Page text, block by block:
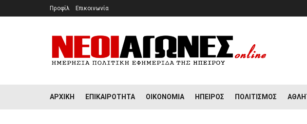
Προφίλ Επικοινωνία
ΑΡΧΙΚΉ ΕΠΙΚΑΙΡΌΤΗΤΑ ΟΙΚΟΝΟΜΊΑ ΉΠΕΙΡΟΣ ΠΟΛΙΤΙΣΜΌΣ